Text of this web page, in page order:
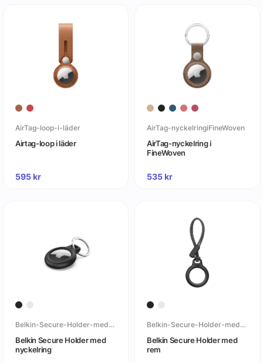
AirTag-loop-i-läder
Airtag-loop i läder
595kr
AirTag-nyckelringiFineWoven
AirTag-nyckelring i
FineWoven
535kr
Belkin-Secure-Holder-med-nyckelring
Belkin Secure Holder med
nyckelring
Belkin-Secure-Holder-med-rem
Belkin Secure Holder med
rem